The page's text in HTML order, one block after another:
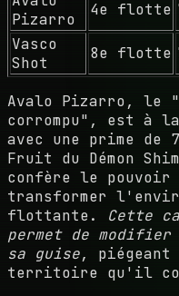
Pizarro
4e flotte
Vasco
Shot
8e flotte
Avalo Pizarro, le
corrompu", est à
avec une prime de
Fruit du Démon
confère le pouvoir
transformer
flottante. Cette
permet de
sa guise, piégeant
territoire qu'il